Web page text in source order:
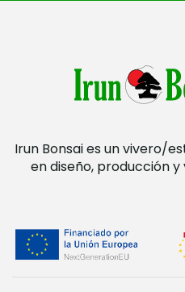
Irun Bonsai es un vivero/
en diseño, producción